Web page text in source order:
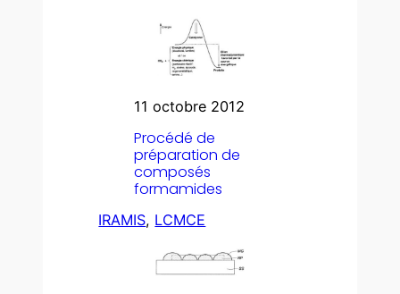
11 octobre 2012
Procédé de
préparation de
composés
formamides
IRAMIS, LCMCE